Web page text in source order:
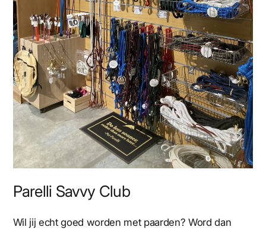
Parelli Savvy Club
Wil jij echt goed worden met paarden? Word dan